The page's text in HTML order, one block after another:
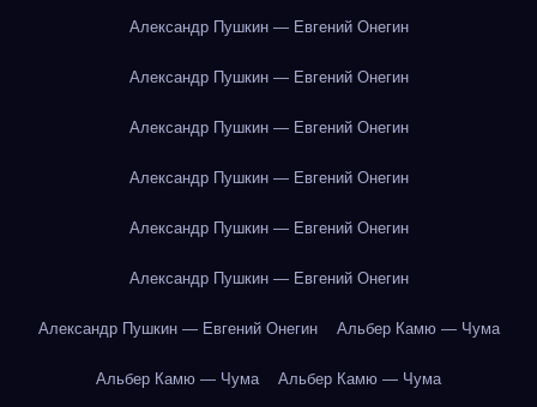
Александр Пушкин — Евгений Онегин
Александр Пушкин — Евгений Онегин
Александр Пушкин — Евгений Онегин
Александр Пушкин — Евгений Онегин
Александр Пушкин — Евгений Онегин
Александр Пушкин — Евгений Онегин
Александр Пушкин — Евгений Онегин Альбер Камю — Чума
Альбер Камю — Чума Альбер Камю — Чума